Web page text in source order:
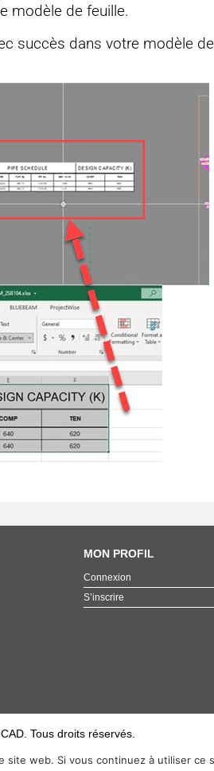
modèle de feuille.
succès dans votre modèle
MON PROFIL
Connexion
S’inscrire
Tous droits réservés.
web. Si vous continuez à utiliser